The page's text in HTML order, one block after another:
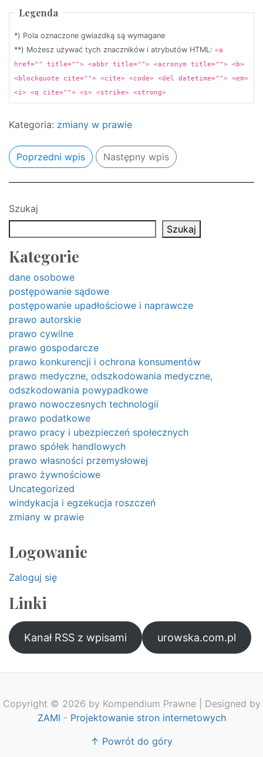
Legenda
*) Pola oznaczone gwiazdką są wymagane
**) Możesz używać tych znaczników i atrybutów HTML: <a
href="" title=""> <abbr title=""> <acronym title=""> <b>
<blockquote cite=""> <cite> <code> <del datetime=""> <em>
<i> <q cite=""> <s> <strike> <strong>
Kategoria: zmiany w prawie
Poprzedni wpis Następny wpis
Szukaj
Szukaj
Kategorie
dane osobowe
postępowanie sądowe
postępowanie upadłościowe i naprawcze
prawo autorskie
prawo cywilne
prawo gospodarcze
prawo konkurencji i ochrona konsumentów
prawo medyczne, odszkodowania medyczne,
odszkodowania powypadkowe
prawo nowoczesnych technologii
prawo podatkowe
prawo pracy i ubezpieczeń społecznych
prawo spółek handlowych
prawo własności przemysłowej
prawo żywnościowe
Uncategorized
windykacja i egzekucja roszczeń
zmiany w prawie
Logowanie
Zaloguj się
Linki
Kanał RSS z wpisami urowska.com.pl
Copyright © 2026 by Kompendium Prawne | Designed by
ZAMI - Projektowanie stron internetowych
↑ Powrót do góry